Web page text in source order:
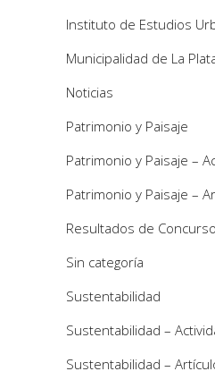
Instituto de Estudios
Municipalidad de La
Noticias
Patrimonio y Paisaje
Patrimonio y Paisaje –
Patrimonio y Paisaje –
Resultados de
Sin categoría
Sustentabilidad
Sustentabilidad –
Sustentabilidad –